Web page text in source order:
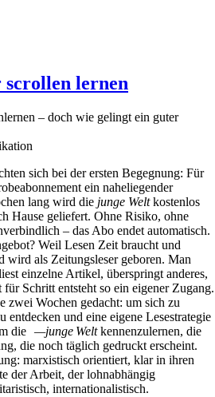
lernen
– doch wie gelingt ein guter
sich bei der ersten Begegnung: Für
ein naheliegender
lang wird die junge Weltkostenlos
Hause geliefert. Ohne Risiko, ohne
– das Abo endet automatisch.
Weil Lesen Zeit braucht und
wird als Zeitungsleser geboren. Man
einzelne Artikel, überspringt anderes,
Schritt entsteht so ein eigener Zugang.
zwei Wochen gedacht: um sich zu
entdecken und eine eigene Lesestrategie
die —­junge Weltkennenzulernen, die
die noch täglich gedruckt erscheint.
marxistisch orientiert, klar in ihren
der Arbeit, der lohnabhängig
internationalistisch.